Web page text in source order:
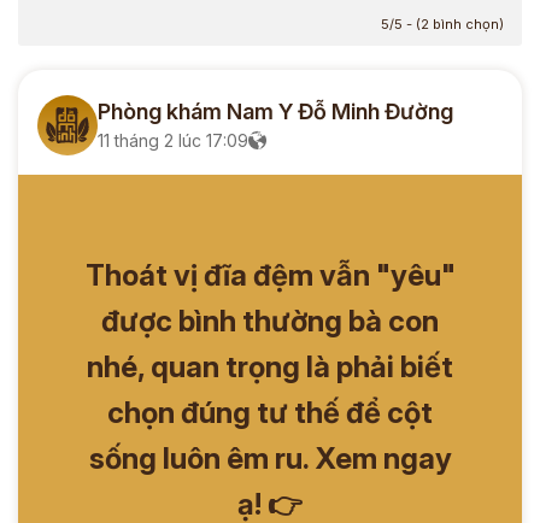
5/5 - (2 bình chọn)
Phòng khám Nam Y Đỗ Minh Đường
11 tháng 2 lúc 17:09
Thoát vị đĩa đệm vẫn "yêu"
được bình thường bà con
nhé, quan trọng là phải biết
chọn đúng tư thế để cột
sống luôn êm ru. Xem ngay
ạ! 👉